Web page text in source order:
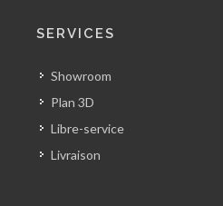
SERVICES
Showroom
Plan 3D
Libre-service
Livraison